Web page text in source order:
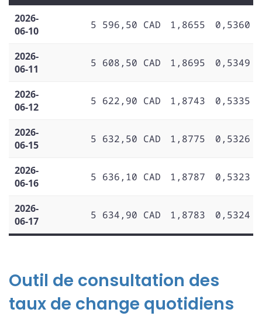
2026-
06-10
5 596,50 CAD 1,8655 0,5360
2026-
06-11
5 608,50 CAD 1,8695 0,5349
2026-
06-12
5 622,90 CAD 1,8743 0,5335
2026-
06-15
5 632,50 CAD 1,8775 0,5326
2026-
06-16
5 636,10 CAD 1,8787 0,5323
2026-
06-17
5 634,90 CAD 1,8783 0,5324
Outil de consultation des
taux de change quotidiens